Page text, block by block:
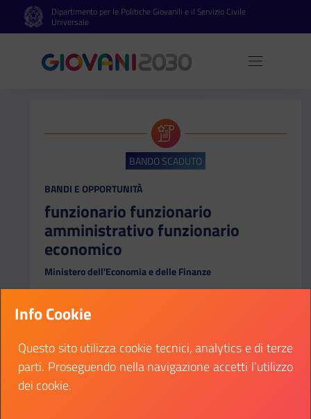
Vai al contenuto principale
Vai al footerDipartimento per le Politiche Giovanili e il Servizio Civile
Universale
Apri
BANDO SCADUTO
CATEGORIA:
BANDI E OPPORTUNITÀ
funzionario funzionario
amministrativo funzionario
economico
Ministero dell'Economia e delle Finanze
Bando di mobilita’ esterna volontaria per la
copertura di n. 17 posti, mediante passaggio
Data fine:
14 febbraio 2026
Il link ti porterà ad avere maggiori dettagli su:
Vai al bando
Info Cookie
Questo sito utilizza cookie tecnici, analytics e di terze
parti. Proseguendo nella navigazione accetti l’utilizzo
dei cookie.